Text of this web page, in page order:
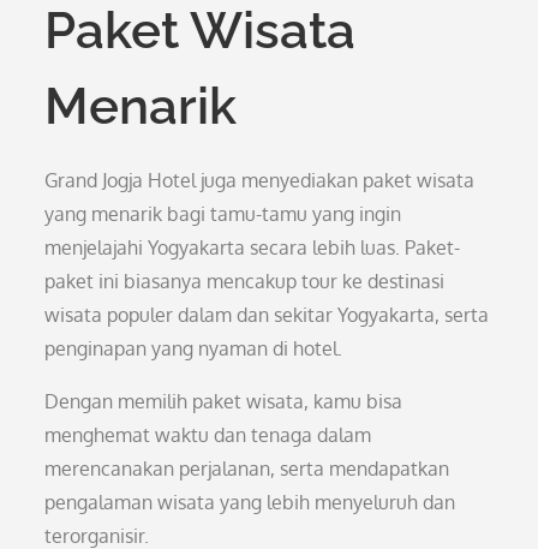
Paket Wisata
Menarik
Grand Jogja Hotel juga menyediakan paket wisata
yang menarik bagi tamu-tamu yang ingin
menjelajahi Yogyakarta secara lebih luas. Paket-
paket ini biasanya mencakup tour ke destinasi
wisata populer dalam dan sekitar Yogyakarta, serta
penginapan yang nyaman di hotel.
Dengan memilih paket wisata, kamu bisa
menghemat waktu dan tenaga dalam
merencanakan perjalanan, serta mendapatkan
pengalaman wisata yang lebih menyeluruh dan
terorganisir.